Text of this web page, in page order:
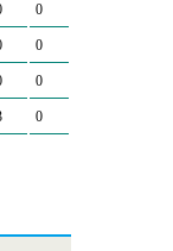
0
0
0
0